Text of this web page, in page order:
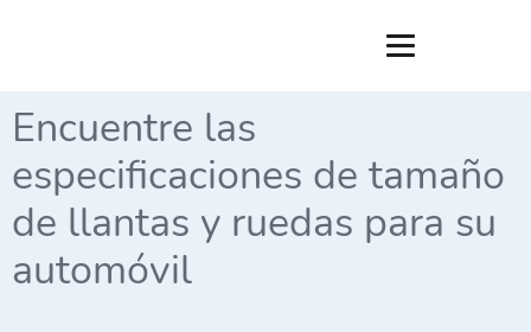
Encuentre las
especificaciones de tamaño
de llantas y ruedas para su
automóvil